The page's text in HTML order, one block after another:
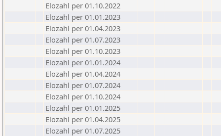
Elozahl per 01.10.2022
Elozahl per 01.01.2023
Elozahl per 01.04.2023
Elozahl per 01.07.2023
Elozahl per 01.10.2023
Elozahl per 01.01.2024
Elozahl per 01.04.2024
Elozahl per 01.07.2024
Elozahl per 01.10.2024
Elozahl per 01.01.2025
Elozahl per 01.04.2025
Elozahl per 01.07.2025